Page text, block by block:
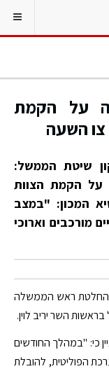
על הקמת
צו השעה
שיטת הממשל:
על הקמת הצוות
המכון: "במצב
מורכבים וארוכי
החלטת ראש הממשלה
השר יריב לוין.
כי: "במהלך החודשים
הפוליטית, להובלת